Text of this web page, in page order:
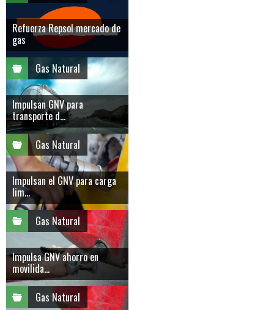
Refuerza Repsol mercado de
gas
Gas Natural
Impulsan GNV para
transporte d...
Gas Natural
Impulsan el GNV para carga
lim...
Gas Natural
Impulsa GNV ahorro en
movilida...
Gas Natural